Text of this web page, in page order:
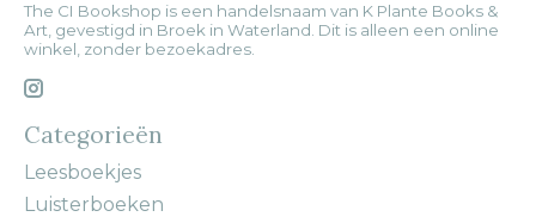
The CI Bookshop is een handelsnaam van K Plante Books &
Art, gevestigd in Broek in Waterland. Dit is alleen een online
winkel, zonder bezoekadres.
Categorieën
Leesboekjes
Luisterboeken